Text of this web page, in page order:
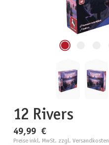
12 Rivers
49,99 €
Preise inkl. MwSt. zzgl. Versandkosten